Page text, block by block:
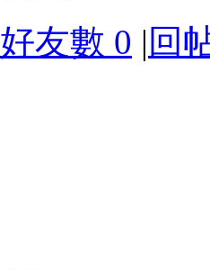
好友數 0 | 回